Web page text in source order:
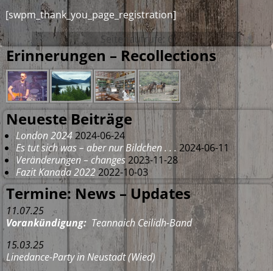
[swpm_thank_you_page_registration]
Seitenaufrufe: 6
Erinnerungen – Recollections
Neueste Beiträge
London 20242024-06-24
Es tut sich was – aber nur Bildchen . . . 2024-06-11
Veränderungen – changes2023-11-28
Fazit Kanada 20222022-10-03
Termine: News – Updates
11.07.25
Vorankündigung: Teannaich Ceilidh-Band
15.03.25
Linedance-Party in Neustadt (Wied)